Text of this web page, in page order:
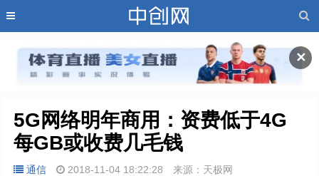
✕
5G网络明年商用：资费低于4G
每GB或收费几毛钱
通信 2018-11-04 18:22:28 来源：天极网